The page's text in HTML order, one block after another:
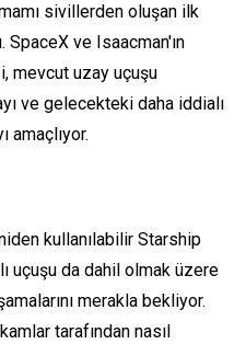
sivillerden oluşan ilk
SpaceX ve Isaacman'ın
mevcut uzay uçuşu
ve gelecekteki daha iddialı
amaçlıyor.
kullanılabilir Starship
uçuşu da dahil olmak üzere
merakla bekliyor.
tarafından nasıl